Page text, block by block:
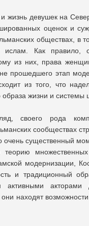
жизнь девушек на
оценок и
обществах, в
ислам. Как правило,
из них, права
прошедшего этап
из того, что
жизни и системы
своего рода
сообществах
существенный
множественных
модернизации,
и традиционный
активными
находят